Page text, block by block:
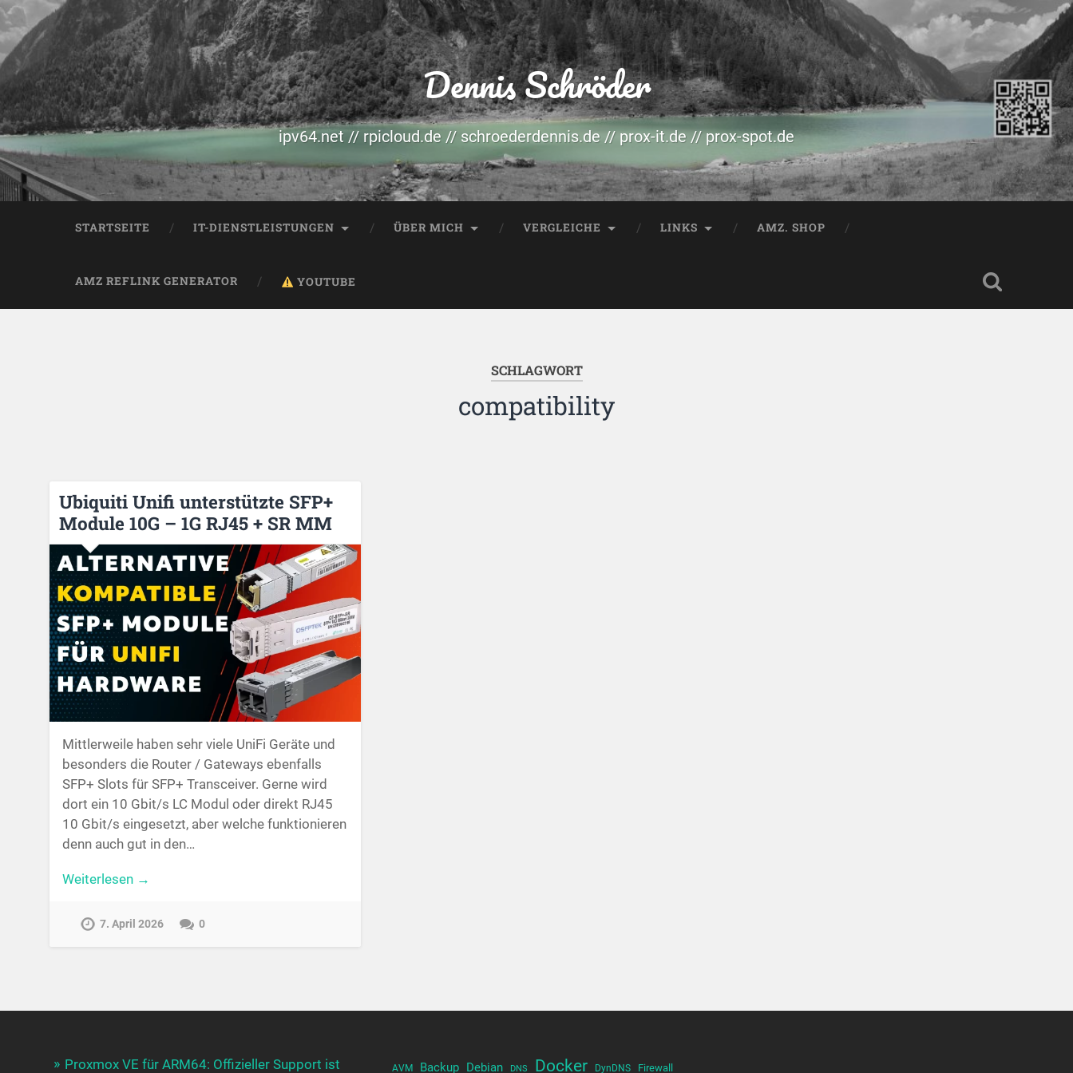
Dennis Schröder
ipv64.net // rpicloud.de // schroederdennis.de // prox-it.de // prox-spot.de
STARTSEITE IT-DIENSTLEISTUNGEN ÜBER MICH VERGLEICHE LINKS AMZ. SHOP
AMZ REFLINK GENERATOR YOUTUBE
SCHLAGWORT
compatibility
Ubiquiti Unifi unterstützte SFP+
Module 10G – 1G RJ45 + SR MM
Mittlerweile haben sehr viele UniFi Geräte und
besonders die Router / Gateways ebenfalls
SFP+ Slots für SFP+ Transceiver. Gerne wird
dort ein 10 Gbit/s LC Modul oder direkt RJ45
10 Gbit/s eingesetzt, aber welche funktionieren
denn auch gut in den…
Weiterlesen →
7. April 2026 0
Proxmox VE für ARM64: Offizieller Support ist AVM Backup Debian DNS Docker DynDNS Firewall